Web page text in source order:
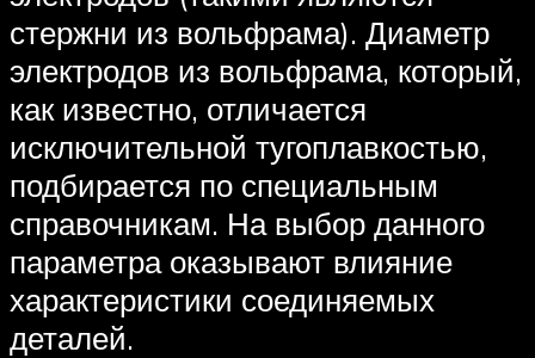
стержни из вольфрама). Диаметр
электродов из вольфрама, который,
как известно, отличается
исключительной тугоплавкостью,
подбирается по специальным
справочникам. На выбор данного
параметра оказывают влияние
характеристики соединяемых
деталей.